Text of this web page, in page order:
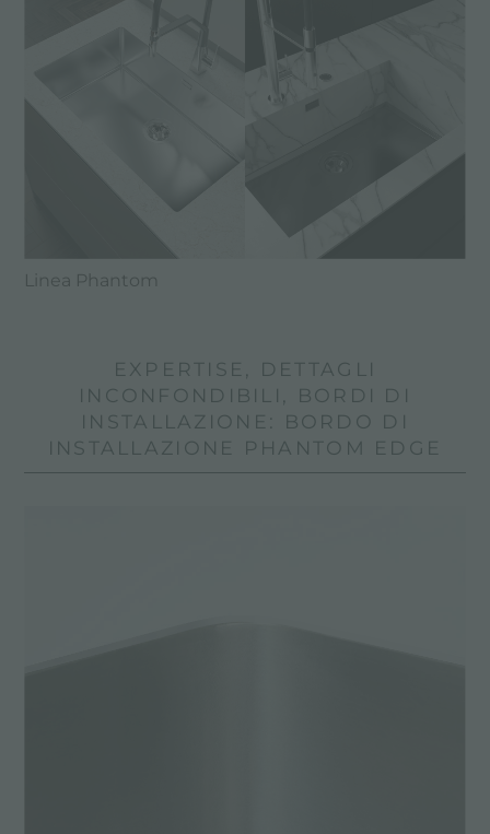
Linea Phantom
EXPERTISE, DETTAGLI
INCONFONDIBILI, BORDI DI
INSTALLAZIONE: BORDO DI
INSTALLAZIONE PHANTOM EDGE